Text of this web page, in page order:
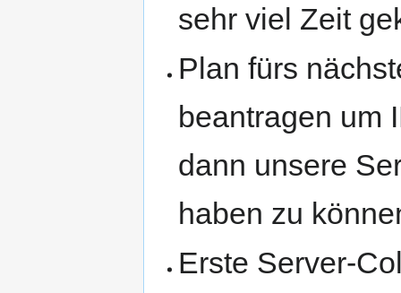
sehr viel Zeit
Plan fürs
beantragen um
dann unsere
haben zu
Erste Server-